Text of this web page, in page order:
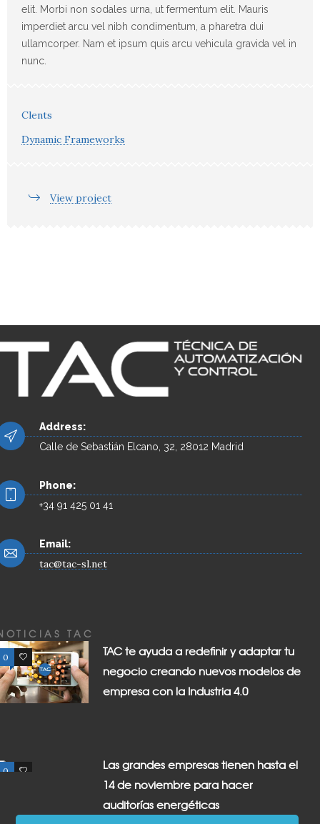
elit. Morbi non sodales urna, ut fermentum elit. Mauris
imperdiet arcu vel nibh condimentum, a pharetra dui
ullamcorper. Nam et ipsum quis arcu vehicula gravida vel in
nunc.
Clents
Dynamic Frameworks
View project
Address:
Calle de Sebastián Elcano, 32, 28012 Madrid
Phone:
+34 91 425 01 41
Email:
tac@tac-sl.net
TAC
0 0
TAC te ayuda a redefinir y adaptar tu
negocio creando nuevos modelos de
empresa con la Industria 4.0
0 0
Las grandes empresas tienen hasta el
14 de noviembre para hacer
auditorías energéticas